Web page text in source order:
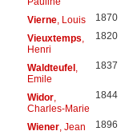
Vierne, Louis 1870
Vieuxtemps
Henri
1820
Waldteufel,
Emile
1837
Widor,
Charles-Marie
1844
Wiener, Jean 1896